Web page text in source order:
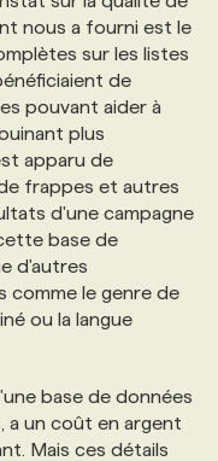
nous a fourni est le
sur les listes
de
pouvant aider à
plus
apparu de
frappes et autres
d'une campagne
base de
d'autres
comme le genre de
ou la langue
base de données
a un coût en argent
Mais ces détails